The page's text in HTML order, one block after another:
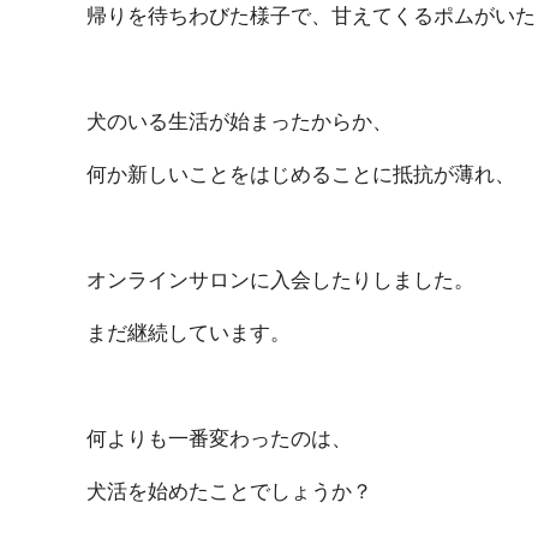
帰りを待ちわびた様子で、甘えてくるポムがいた
犬のいる生活が始まったからか、
何か新しいことをはじめることに抵抗が薄れ、
オンラインサロンに入会したりしました。
まだ継続しています。
何よりも一番変わったのは、
犬活を始めたことでしょうか？